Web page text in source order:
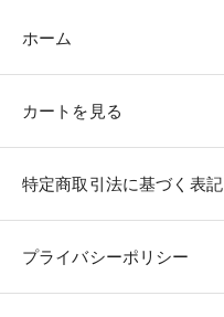
ホーム
カートを見る
特定商取引法に基づく表記
プライバシーポリシー